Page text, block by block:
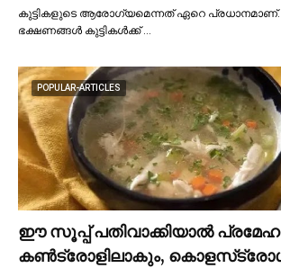
കുട്ടികളുടെ ആരോഗ്യമെന്നത് ഏറെ പ്രധാനമാണ്.
ഭക്ഷണങ്ങള്‍ കുട്ടികള്‍ക്ക് …
POPULAR-ARTICLES
ഈ സൂപ്പ് പതിവാക്കിയാല്‍
കണ്‍ട്രോളിലാകും,